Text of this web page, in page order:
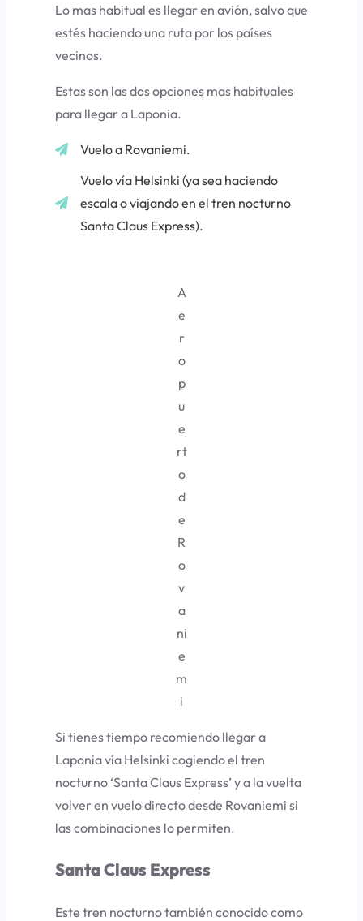
Lo mas habitual es llegar en avión, salvo que
estés haciendo una ruta por los países
vecinos.
Estas son las dos opciones mas habituales
para llegar a Laponia.
Vuelo a Rovaniemi.
Vuelo vía Helsinki (ya sea haciendo
escala o viajando en el tren nocturno
Santa Claus Express).
A
e
r
o
p
u
e
rt
o
d
e
R
o
v
a
ni
e
m
i
Si tienes tiempo recomiendo llegar a
Laponia vía Helsinki cogiendo el tren
nocturno ‘Santa Claus Express’ y a la vuelta
volver en vuelo directo desde Rovaniemi si
las combinaciones lo permiten.
Santa Claus Express
Este tren nocturno también conocido como